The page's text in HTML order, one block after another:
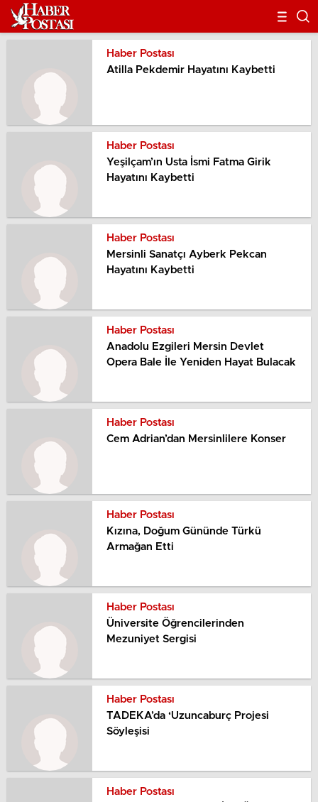
Haber Postası
Atilla Pekdemir Hayatını Kaybetti
Haber Postası
Yeşilçam’ın Usta İsmi Fatma Girik
Hayatını Kaybetti
Haber Postası
Mersinli Sanatçı Ayberk Pekcan
Hayatını Kaybetti
Haber Postası
Anadolu Ezgileri Mersin Devlet
Opera Bale İle Yeniden Hayat Bulacak
Haber Postası
Cem Adrian’dan Mersinlilere Konser
Haber Postası
Kızına, Doğum Gününde Türkü
Armağan Etti
Haber Postası
Üniversite Öğrencilerinden
Mezuniyet Sergisi
Haber Postası
TADEKA’da ‘Uzuncaburç Projesi
Söyleşisi
Haber Postası